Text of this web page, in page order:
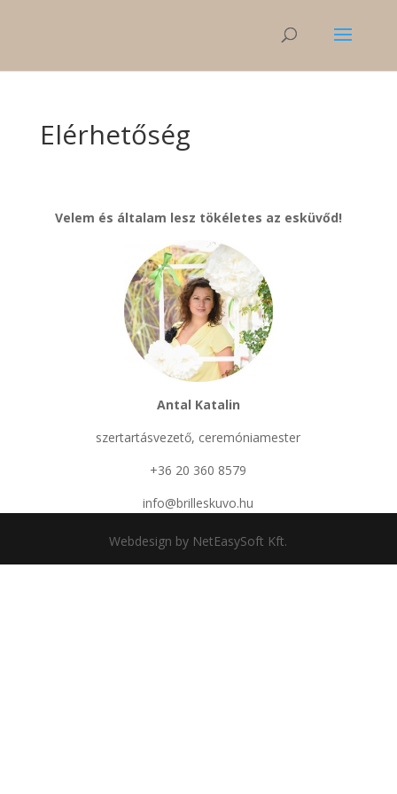
Elérhetőség
Velem és általam lesz tökéletes az esküvőd!
Antal Katalin
szertartásvezető, ceremóniamester
+36 20 360 8579
info@brilleskuvo.hu
Webdesign by NetEasySoft Kft.